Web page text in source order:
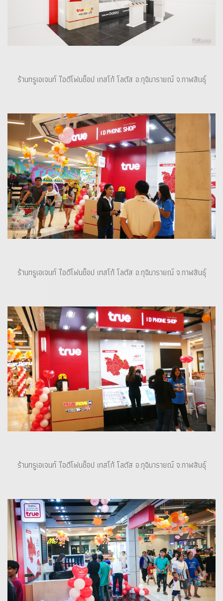
ร้านทรูเอเจนท์ ไอดีโฟนช็อป เทสโก้ โลตัส อ.กุฉินารายณ์ จ.กาฬสินธุ์
ร้านทรูเอเจนท์ ไอดีโฟนช็อป เทสโก้ โลตัส อ.กุฉินารายณ์ จ.กาฬสินธุ์
ร้านทรูเอเจนท์ ไอดีโฟนช็อป เทสโก้ โลตัส อ.กุฉินารายณ์ จ.กาฬสินธุ์